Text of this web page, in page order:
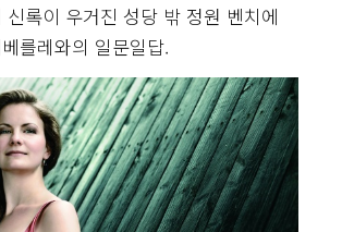
신록이 우거진 성당 밖 정원 벤치에
를레와의 일문일답.